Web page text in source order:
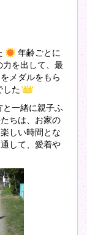
年齢ごとに
を出して、最
メダルをもら
した
一緒に親子ふ
ちは、お家の
しい時間とな
して、愛着や